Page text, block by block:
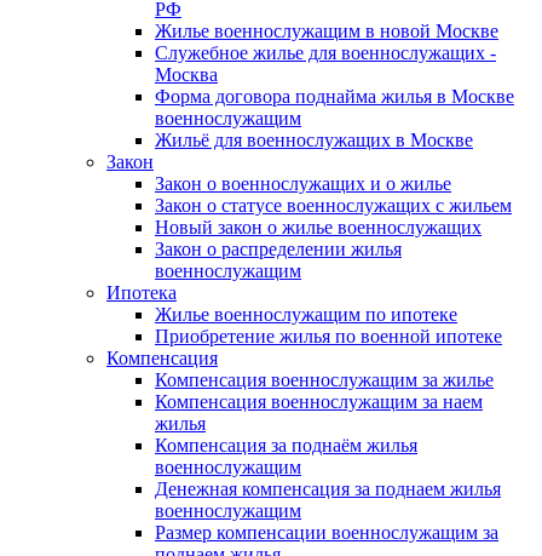
РФ
Жилье военнослужащим в новой Москве
Служебное жилье для военнослужащих -
Москва
Форма договора поднайма жилья в Москве
военнослужащим
Жильё для военнослужащих в Москве
Закон
Закон о военнослужащих и о жилье
Закон о статусе военнослужащих с жильем
Новый закон о жилье военнослужащих
Закон о распределении жилья
военнослужащим
Ипотека
Жилье военнослужащим по ипотеке
Приобретение жилья по военной ипотеке
Компенсация
Компенсация военнослужащим за жилье
Компенсация военнослужащим за наем
жилья
Компенсация за поднаём жилья
военнослужащим
Денежная компенсация за поднаем жилья
военнослужащим
Размер компенсации военнослужащим за